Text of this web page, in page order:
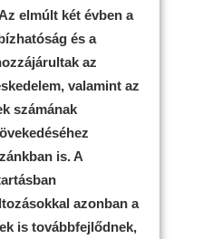
elmúlt két évben a
és a
az
valamint az
számának
is. A
azonban a
is továbbfejlődnek,